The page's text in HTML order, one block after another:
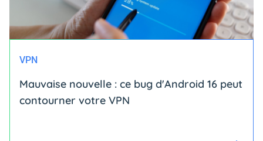
VPN
Mauvaise nouvelle : ce bug d'Android 16 peut
contourner votre VPN